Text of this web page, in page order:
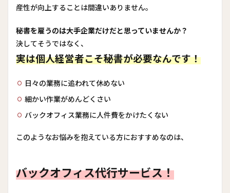
産性が向上することは間違いありません。
秘書を雇うのは大手企業だけだと思っていませんか？
決してそうではなく、
実は個人経営者こそ秘書が必要なんです！
日々の業務に追われて休めない
細かい作業がめんどくさい
バックオフィス業務に人件費をかけたくない
このようなお悩みを抱えている方におすすめなのは、
バックオフィス代行サービス！